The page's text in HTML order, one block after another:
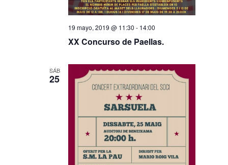
XX Concurso de Paellas.
19 mayo, 2019 @ 11:30 - 14:00
SÁB
25